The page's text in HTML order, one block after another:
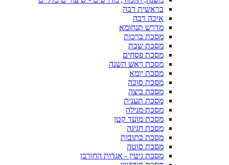
בראשית רבה
איכה רבה
מדרש תנחומא
מסכת ברכות
מסכת שבת
מסכת פסחים
מסכת ראש השנה
מסכת יומא
מסכת סוכה
מסכת ביצה
מסכת תענית
מסכת מגילה
מסכת מועד קטן
מסכת חגיגה
מסכת כתובות
מסכת סוטה
מסכת גיטין - אגדות החורבן